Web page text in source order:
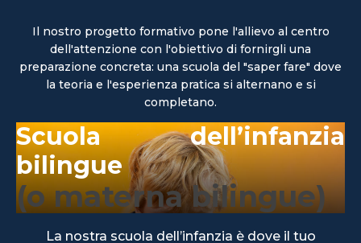
Il nostro progetto formativo pone l'allievo al centro
dell'attenzione con l'obiettivo di fornirgli una
preparazione concreta: una scuola del "saper fare" dove
la teoria e l'esperienza pratica si alternano e si
completano.
Scuola dell’infanzia
bilingue
(o materna bilingue)
La nostra scuola dell’infanzia è dove il tuo